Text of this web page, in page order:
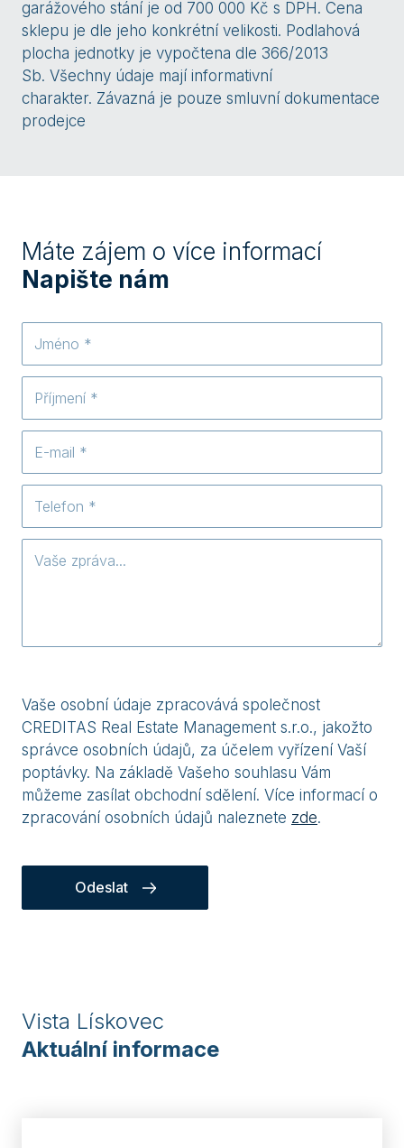
garážového stání je od 700 000 Kč s DPH. Cena
sklepu je dle jeho konkrétní velikosti. Podlahová
plocha jednotky je vypočtena dle 366/2013
Sb. Všechny údaje mají informativní
charakter. Závazná je pouze smluvní dokumentace
prodejce
Máte zájem o více informací
Napište nám
Vaše osobní údaje zpracovává společnost
CREDITAS Real Estate Management s.r.o., jakožto
správce osobních údajů, za účelem vyřízení Vaší
poptávky. Na základě Vašeho souhlasu Vám
můžeme zasílat obchodní sdělení. Více informací o
zpracování osobních údajů naleznete zde.
Odeslat
Vista Lískovec
Aktuální informace